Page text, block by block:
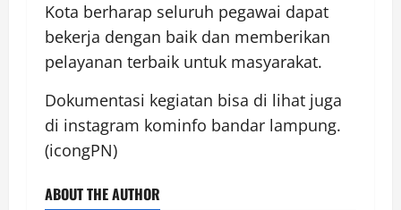
Kota berharap seluruh pegawai dapat
bekerja dengan baik dan memberikan
pelayanan terbaik untuk masyarakat.
Dokumentasi kegiatan bisa di lihat juga
di instagram kominfo bandar lampung.
(icongPN)
ABOUT THE AUTHOR